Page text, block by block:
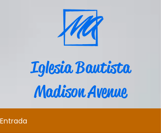
Iglesia Bautista
Madison Avenue
Entrada